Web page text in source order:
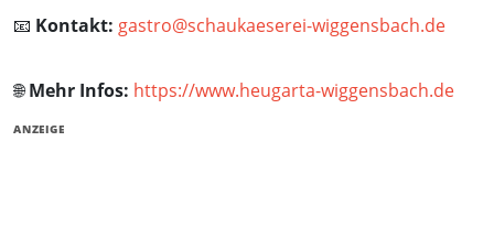
📧 Kontakt: gastro@schaukaeserei-wiggensbach.de
🌐Mehr Infos: https://www.heugarta-wiggensbach.de
ANZEIGE